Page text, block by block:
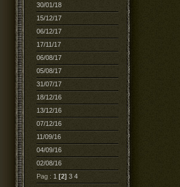
30/01/18
15/12/17
06/12/17
17/11/17
06/08/17
05/08/17
31/07/17
18/12/16
13/12/16
07/12/16
11/09/16
04/09/16
02/08/16
Pag : 1 [2] 3 4